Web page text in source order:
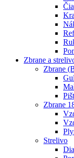
Zbrane a
Zbrane
Zbrane
Strelivo